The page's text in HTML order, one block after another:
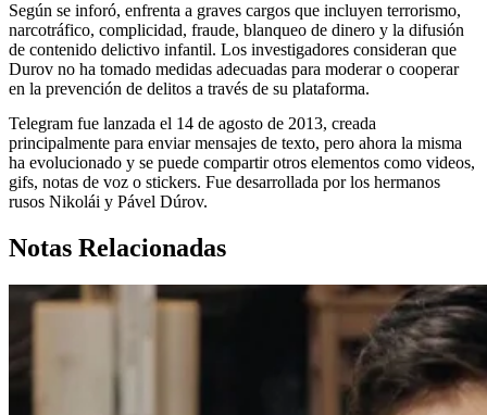
Según se inforó, enfrenta a graves cargos que incluyen terrorismo,
narcotráfico, complicidad, fraude, blanqueo de dinero y la difusión
de contenido delictivo infantil. Los investigadores consideran que
Durov no ha tomado medidas adecuadas para moderar o cooperar
en la prevención de delitos a través de su plataforma.
Telegram fue lanzada el 14 de agosto de 2013, creada
principalmente para enviar mensajes de texto, pero ahora la misma
ha evolucionado y se puede compartir otros elementos como videos,
gifs, notas de voz o stickers. Fue desarrollada por los hermanos
rusos Nikolái y Pável Dúrov.
Notas Relacionadas